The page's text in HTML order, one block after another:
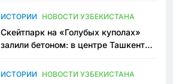
Узбекистане
ИСТОРИИ НОВОСТИ УЗБЕКИСТАНА
Скейтпарк на «Голубых куполах»
залили бетоном: в центре Ташкента
пространство
ИСТОРИИ НОВОСТИ УЗБЕКИСТАНА